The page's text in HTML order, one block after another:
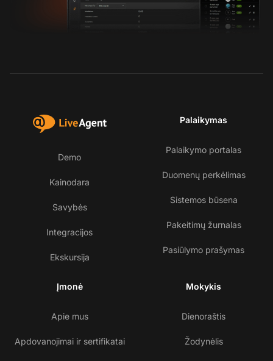
Demo
Kainodara
Savybės
Integracijos
Ekskursija
Palaikymas
Palaikymo portalas
Duomenų perkėlimas
Sistemos būsena
Pakeitimų žurnalas
Pasiūlymo prašymas
Įmonė
Apie mus
Apdovanojimai ir sertifikatai
Mokykis
Dienoraštis
Žodynėlis